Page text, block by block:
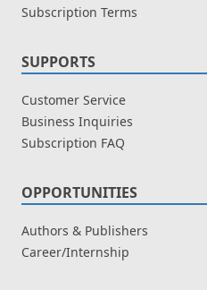
Subscription Terms
SUPPORTS
Customer Service
Business Inquiries
Subscription FAQ
OPPORTUNITIES
Authors & Publishers
Career/Internship